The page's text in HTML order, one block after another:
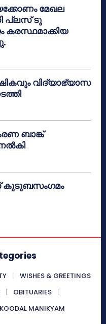
മേഖല
പ്ലസ് ടു
കരസ്ഥമാക്കിയ
വിദ്യാഭ്യാസ
ബാങ്ക്
കുടുബസംഗമം
WISHES & GREETINGS
OBITUARIES
KOODAL MANIKYAM